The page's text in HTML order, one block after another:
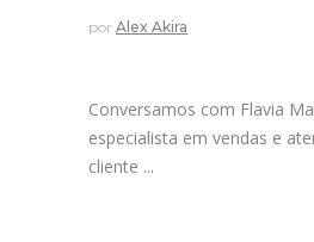
por Alex Akira
Conversamos com Flavia
especialista em vendas e
cliente